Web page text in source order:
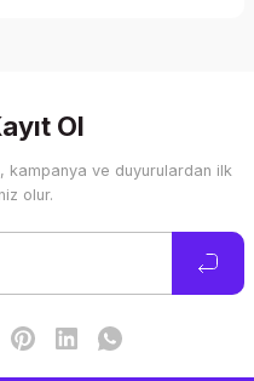
Ol
kampanya ve duyurulardan ilk
olur.